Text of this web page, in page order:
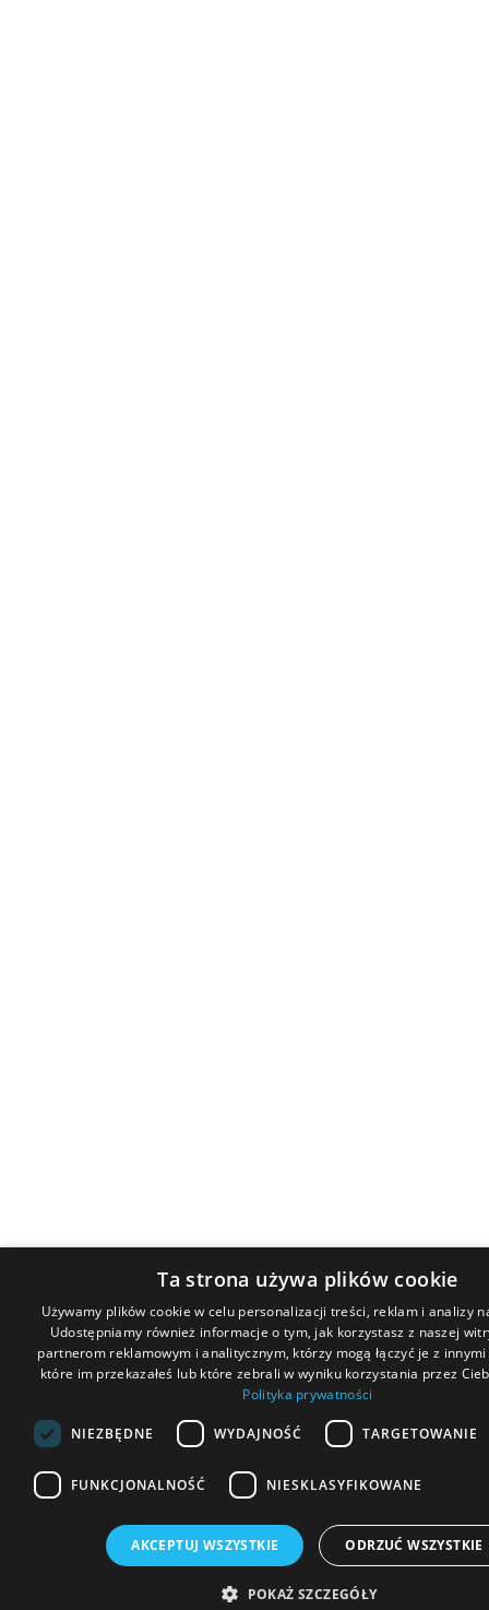
Ta strona używa plików cookie
Używamy plików cookie w celu personalizacji treści, reklam i analizy
Udostępniamy również informacje o tym, jak korzystasz z naszej
partnerom reklamowym i analitycznym, którzy mogą łączyć je z
które im przekazałeś lub które zebrali w wyniku korzystania przez
Polityka prywatności
NIEZBĘDNE WYDAJNOŚĆ TARGETOWANIE
FUNKCJONALNOŚĆ NIESKLASYFIKOWANE
AKCEPTUJ WSZYSTKIE ODRZUĆ WSZYSTKIE
POKAŻ SZCZEGÓŁY